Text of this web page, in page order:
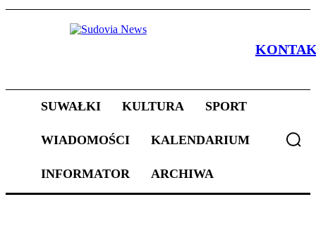
SUWAŁKI KULTURA SPORT
WIADOMOŚCI KALENDARIUM
INFORMATOR ARCHIWA